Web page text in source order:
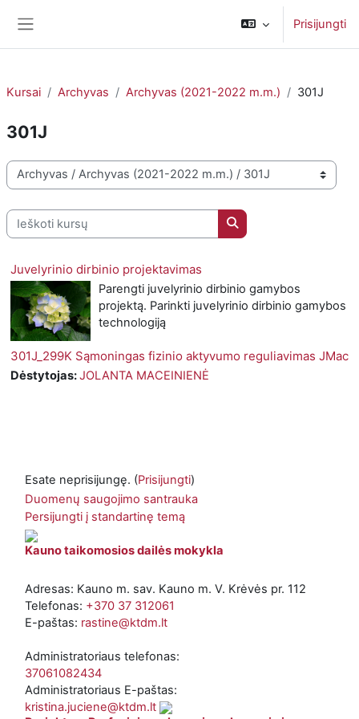
Prisijungti
Kursai Archyvas Archyvas (2021-2022 m.m.) 301J
301J
Kursų kategorijos
Ieškoti kursų
Ieškoti kursų
Juvelyrinio dirbinio projektavimas
Parengti juvelyrinio dirbinio gamybos
projektą. Parinkti juvelyrinio dirbinio gamybos
technologiją
301J_299K Sąmoningas fizinio aktyvumo reguliavimas JMac
Dėstytojas:JOLANTA MACEINIENĖ
Esate neprisijungę. (Prisijungti)
Duomenų saugojimo santrauka
Persijungti į standartinę temą
Kauno taikomosios dailės mokykla
Adresas: Kauno m. sav. Kauno m. V. Krėvės pr. 112
Telefonas: +370 37 312061
E-paštas: rastine@ktdm.lt
Administratoriaus telefonas:
37061082434
Administratoriaus E-paštas:
kristina.juciene@ktdm.lt